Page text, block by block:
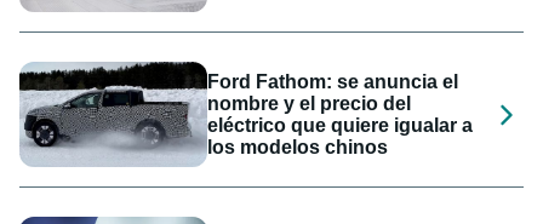
Ford Fathom: se anuncia el
nombre y el precio del
eléctrico que quiere igualar a
los modelos chinos